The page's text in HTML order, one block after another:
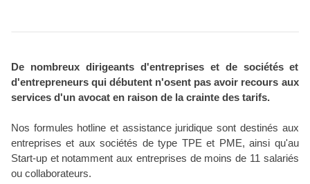
De nombreux dirigeants d'entreprises et de sociétés et
d'entrepreneurs qui débutent n'osent pas avoir recours aux
services d'un avocat en raison de la crainte des tarifs.
Nos formules hotline et assistance juridique sont destinés aux
entreprises et aux sociétés de type TPE et PME, ainsi qu'au
Start-up et notamment aux entreprises de moins de 11 salariés
ou collaborateurs.